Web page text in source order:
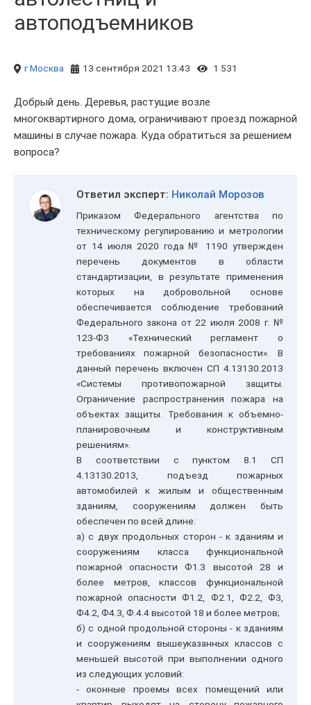
автоподъемников
г Москва 13 сентября 2021 13:43 1 531
Добрый день. Деревья, растущие возле
многоквартирного дома, ограничивают проезд пожарной
машины в случае пожара. Куда обратиться за решением
вопроса?
Ответил эксперт: Николай Морозов
Приказом Федерального агентства по
техническому регулированию и метрологии
от 14 июля 2020 года № 1190 утвержден
перечень документов в области
стандартизации, в результате применения
которых на добровольной основе
обеспечивается соблюдение требований
Федерального закона от 22 июля 2008 г. №
123-ФЗ «Технический регламент о
требованиях пожарной безопасности». В
данный перечень включен СП 4.13130.2013
«Системы противопожарной защиты.
Ограничение распространения пожара на
объектах защиты. Требования к объемно-
планировочным и конструктивным
решениям».
В соответствии с пунктом 8.1 СП
4.13130.2013, подъезд пожарных
автомобилей к жилым и общественным
зданиям, сооружениям должен быть
обеспечен по всей длине:
а) с двух продольных сторон - к зданиям и
сооружениям класса функциональной
пожарной опасности Ф1.3 высотой 28 и
более метров, классов функциональной
пожарной опасности Ф1.2, Ф2.1, Ф2.2, Ф3,
Ф4.2, Ф4.3, Ф.4.4 высотой 18 и более метров;
б) с одной продольной стороны - к зданиям
и сооружениям вышеуказанных классов с
меньшей высотой при выполнении одного
из следующих условий:
- оконные проемы всех помещений или